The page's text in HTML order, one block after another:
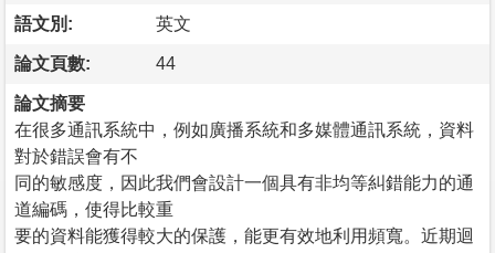
語文別: 英文
論文頁數: 44
論文摘要
在很多通訊系統中，例如廣播系統和多媒體通訊系統，資料
對於錯誤會有不
同的敏感度，因此我們會設計一個具有非均等糾錯能力的通
道編碼，使得比較重
要的資料能獲得較大的保護，能更有效地利用頻寬。近期迴